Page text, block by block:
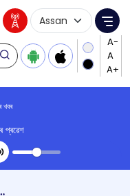
Language
খবৰ
প্ৰৱেশ
খবৰ
অভিযানৰ সামৰণি